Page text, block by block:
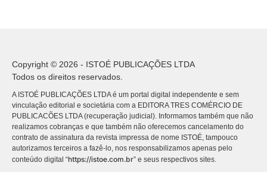
Copyright © 2026 - ISTOÉ PUBLICAÇÕES LTDA
Todos os direitos reservados.
A ISTOÉ PUBLICAÇÕES LTDA é um portal digital independente e sem
vinculação editorial e societária com a EDITORA TRES COMÉRCIO DE
PUBLICACÕES LTDA (recuperação judicial). Informamos também que não
realizamos cobranças e que também não oferecemos cancelamento do
contrato de assinatura da revista impressa de nome ISTOÉ, tampouco
autorizamos terceiros a fazê-lo, nos responsabilizamos apenas pelo
conteúdo digital “https://istoe.com.br” e seus respectivos sites.